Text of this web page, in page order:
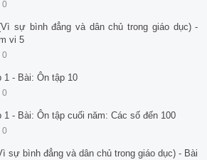
0
sự bình đẳng và dân chủ trong giáo dục) -
vi 5
0
1 - Bài: Ôn tập 10
0
1 - Bài: Ôn tập cuối năm: Các số đến 100
0
sự bình đẳng và dân chủ trong giáo dục) - Bài